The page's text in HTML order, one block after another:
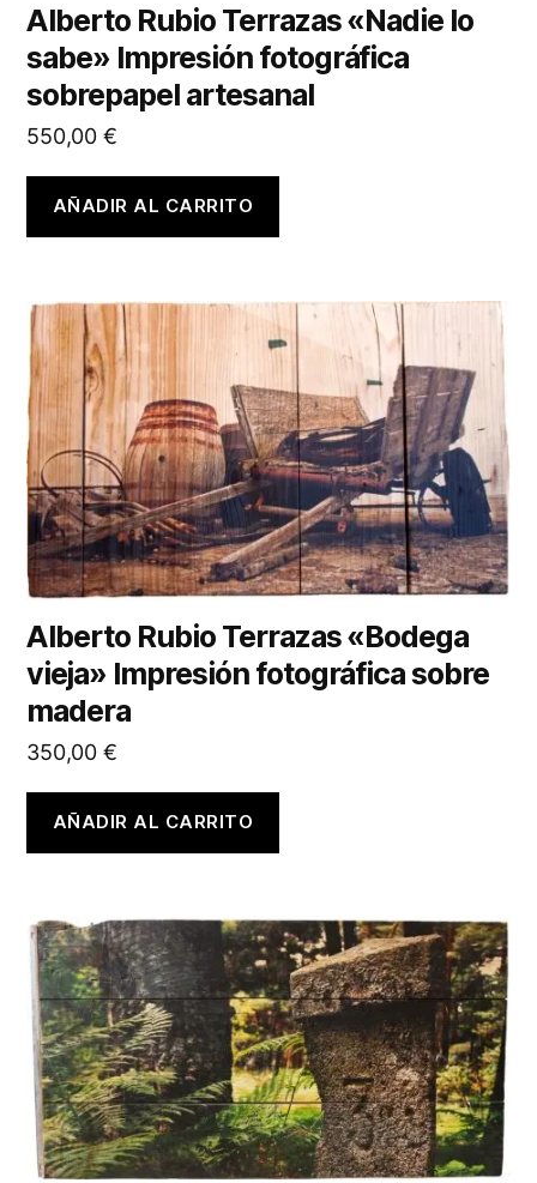
Alberto Rubio Terrazas «Nadie lo
sabe» Impresión fotográfica
sobrepapel artesanal
550,00 €
AÑADIR AL CARRITO
Alberto Rubio Terrazas «Bodega
vieja» Impresión fotográfica sobre
madera
350,00 €
AÑADIR AL CARRITO